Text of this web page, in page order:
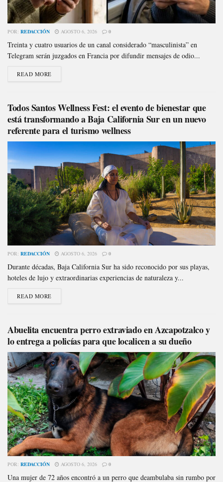
POR: REDACCIÓN AGOSTO 6, 2026 0
Treinta y cuatro usuarios de un canal considerado “masculinista” en
Telegram serán juzgados en Francia por difundir mensajes de odio...
READ MORE
Todos Santos Wellness Fest: el evento de bienestar que
está transformando a Baja California Sur en un nuevo
referente para el turismo wellness
POR: REDACCIÓN AGOSTO 6, 2026 0
Durante décadas, Baja California Sur ha sido reconocido por sus playas,
hoteles de lujo y extraordinarias experiencias de naturaleza y...
READ MORE
Abuelita encuentra perro extraviado en Azcapotzalco y
lo entrega a policías para que localicen a su dueño
POR: REDACCIÓN AGOSTO 6, 2026 0
Una mujer de 72 años encontró a un perro que deambulaba sin rumbo por